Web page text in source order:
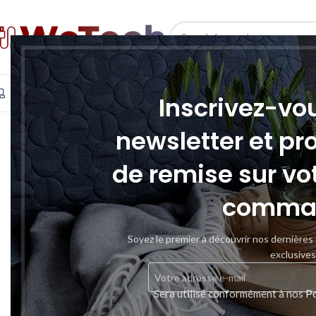
Inscrivez-
newsletter et
de remise sur
Soyez le premier à découvrir nos
exclusives
Sera utilisé conformément à nos
SELECT CATEGORY
INFORMATIQUE TÉLÉPHONIE & TABLETTE STOCKAGE